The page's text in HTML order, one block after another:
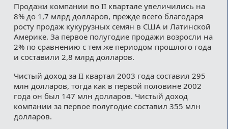
Контакты
Продажи компании во II квартале увеличились на
8% до 1,7 млрд долларов, прежде всего благодаря
росту продаж кукурузных семян в США и Латинской
Америке. За первое полугодие продажи возросли на
2% по сравнению с тем же периодом прошлого года
и составили 2,8 млрд долларов.
Чистый доход за II квартал 2003 года составил 295
млн долларов, тогда как в первой половине 2002
года он был 147 млн долларов. Чистый доход
компании за первое полугодие составил 355 млн
долларов.